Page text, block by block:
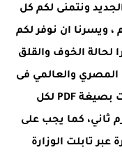
ونتمنى لكم كل
، ويسرنا ان نوفر لكم
لحالة الخوف والقلق
المصري والعالمي فى
هذه الفترة ، ننشر لكم كتاب الرياضيات بصيغة PDF لكل
ثاني، كما يجب على
عبر تابلت الوزارة